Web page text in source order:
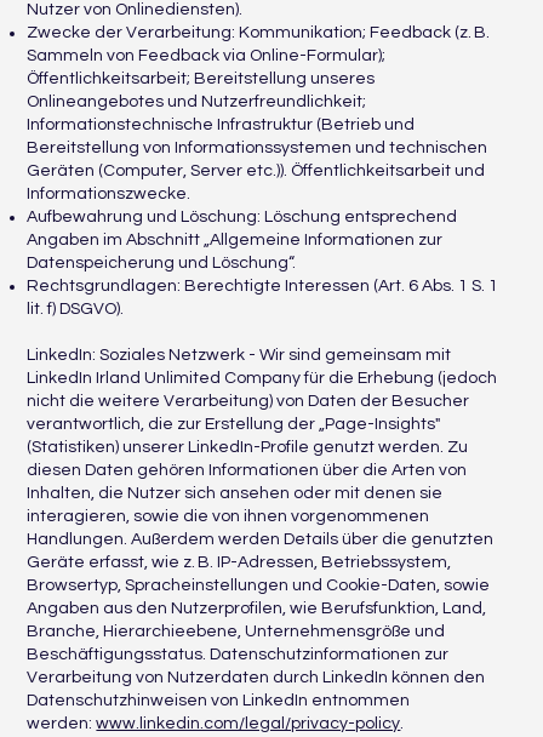
Nutzer von Onlinediensten).
Zwecke der Verarbeitung: Kommunikation; Feedback (z. B.
Sammeln von Feedback via Online-Formular);
Öffentlichkeitsarbeit; Bereitstellung unseres
Onlineangebotes und Nutzerfreundlichkeit;
Informationstechnische Infrastruktur (Betrieb und
Bereitstellung von Informationssystemen und technischen
Geräten (Computer, Server etc.)). Öffentlichkeitsarbeit und
Informationszwecke.
Aufbewahrung und Löschung: Löschung entsprechend
Angaben im Abschnitt „Allgemeine Informationen zur
Datenspeicherung und Löschung“.
Rechtsgrundlagen: Berechtigte Interessen (Art. 6 Abs. 1 S. 1
lit. f) DSGVO).
LinkedIn: Soziales Netzwerk - Wir sind gemeinsam mit
LinkedIn Irland Unlimited Company für die Erhebung (jedoch
nicht die weitere Verarbeitung) von Daten der Besucher
verantwortlich, die zur Erstellung der „Page-Insights"
(Statistiken) unserer LinkedIn-Profile genutzt werden. Zu
diesen Daten gehören Informationen über die Arten von
Inhalten, die Nutzer sich ansehen oder mit denen sie
interagieren, sowie die von ihnen vorgenommenen
Handlungen. Außerdem werden Details über die genutzten
Geräte erfasst, wie z. B. IP-Adressen, Betriebssystem,
Browsertyp, Spracheinstellungen und Cookie-Daten, sowie
Angaben aus den Nutzerprofilen, wie Berufsfunktion, Land,
Branche, Hierarchieebene, Unternehmensgröße und
Beschäftigungsstatus. Datenschutzinformationen zur
Verarbeitung von Nutzerdaten durch LinkedIn können den
Datenschutzhinweisen von LinkedIn entnommen
werden:www.linkedin.com/legal/privacy-policy.